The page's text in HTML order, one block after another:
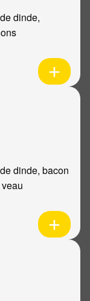
dinde,
dinde, bacon